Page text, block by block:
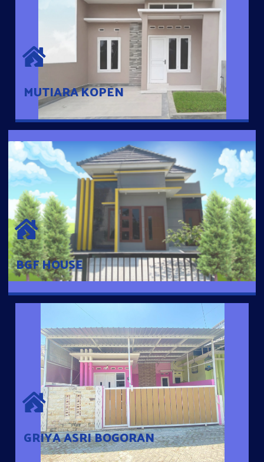
MUTIARA KOPEN
MUTIARA KOPEN
Hunian nyaman dengan suasana pedesaan. 10 menit dari pusat
kota, 2 menit dari Ring Road
BGF HOUSE
BGF HOUSE
Hunian Mewah Pusat Kota dengan fasilitas Free Desain, Dapur,
Parkir Mobil dengan 3 Kamar Tidur dan 2 Kamar Mandi.
GRIYA ASRI BOGORAN
GRIYA ASRI BOGORAN
Desain Modern Minimalis dengan Konsep Rumah Pintar
Sehingga Memudahkan Penghuni mengakses rumahnya
dengan Ponsel